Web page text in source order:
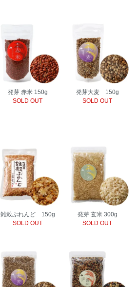
発芽 赤米 150g
SOLD OUT
発芽大麦 150g
SOLD OUT
雑穀ぶれんど 150g
SOLD OUT
発芽 玄米 300g
SOLD OUT